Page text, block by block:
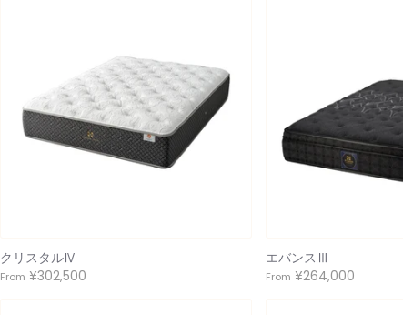
クリスタルⅣ
From ¥302,500
エバンスⅢ
From ¥264,000